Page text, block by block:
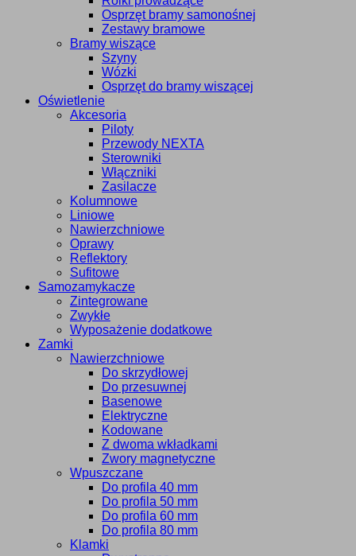
Osprzęt bramy samonośnej
Zestawy bramowe
Bramy wiszące
Szyny
Wózki
Osprzęt do bramy wiszącej
Oświetlenie
Akcesoria
Piloty
Przewody NEXTA
Sterowniki
Włączniki
Zasilacze
Kolumnowe
Liniowe
Nawierzchniowe
Oprawy
Reflektory
Sufitowe
Samozamykacze
Zintegrowane
Zwykłe
Wyposażenie dodatkowe
Zamki
Nawierzchniowe
Do skrzydłowej
Do przesuwnej
Basenowe
Elektryczne
Kodowane
Z dwoma wkładkami
Zwory magnetyczne
Wpuszczane
Do profila 40 mm
Do profila 50 mm
Do profila 60 mm
Do profila 80 mm
Klamki